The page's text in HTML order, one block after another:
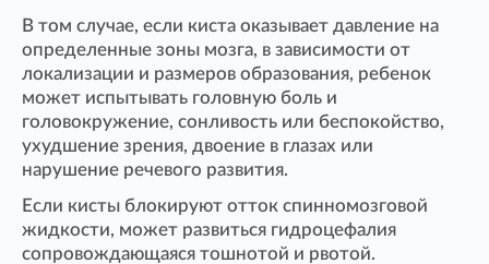
В том случае, если киста оказывает давление на
определенные зоны мозга, в зависимости от
локализации и размеров образования, ребенок
может испытывать головную боль и
головокружение, сонливость или беспокойство,
ухудшение зрения, двоение в глазах или
нарушение речевого развития.
Если кисты блокируют отток спинномозговой
жидкости, может развиться гидроцефалия
сопровождающаяся тошнотой и рвотой.